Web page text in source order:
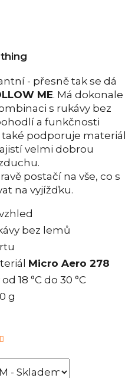
- přesně tak se dá
ME. Má dokonale
s rukávy bez
a funkčnosti
podporuje materiál
velmi dobrou
postačí na vše, co s
na vyjížďku.
bez lemů
Micro Aero 278
18 °C do 30 °C
g